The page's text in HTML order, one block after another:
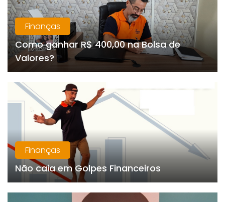
Finanças
Como ganhar R$ 400,00 na Bolsa de
Valores?
Finanças
Não caia em Golpes Financeiros